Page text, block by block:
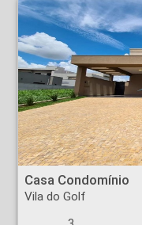
Casa Condomínio - Vila do Golf - Ribeirão Preto
Casa Condomínio
Vila do Golf